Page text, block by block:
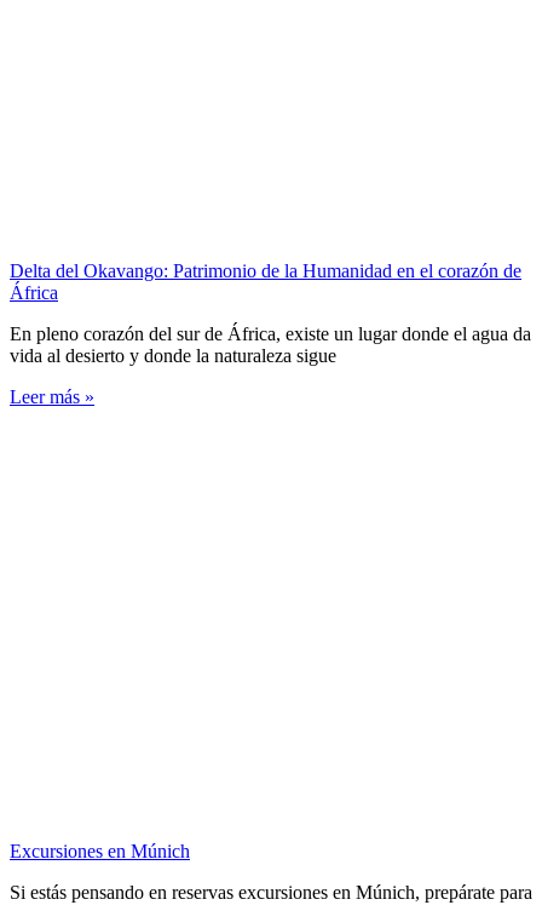
Delta del Okavango: Patrimonio de la Humanidad en el corazón de
África
En pleno corazón del sur de África, existe un lugar donde el agua da
vida al desierto y donde la naturaleza sigue
Leer más »
Excursiones en Múnich
Si estás pensando en reservas excursiones en Múnich, prepárate para